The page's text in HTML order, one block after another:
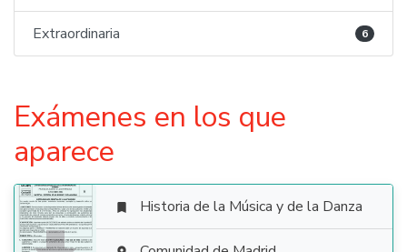
Extraordinaria 6
Exámenes en los que
aparece
 Historia de la Música y de la Danza